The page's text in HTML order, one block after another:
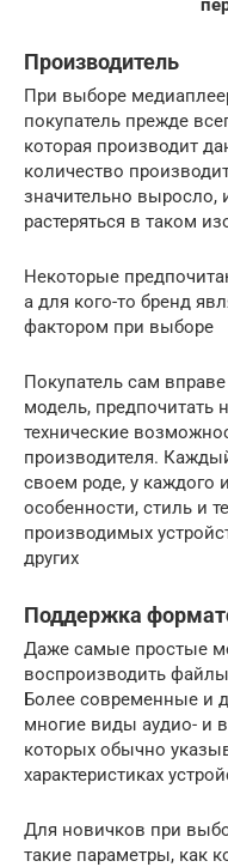
Производитель
При выборе
покупатель прежде
которая производит
количество
значительно
растеряться в таком
Некоторые
а для кого-то бренд
фактором при выборе
Покупатель сам
модель, предпочитать
технические
производителя.
своем роде, у каждого
особенности, стиль и
производимых
других
Поддержка
Даже самые простые
воспроизводить
Более современные и
многие виды аудио- и
которых обычно
характеристиках
Для новичков при
такие параметры, как